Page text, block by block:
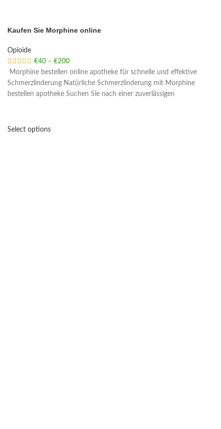
Kaufen Sie Morphine online
Opioide
€40 – €200
Morphine bestellen online apotheke für schnelle und effektive
Schmerzlinderung Natürliche Schmerzlinderung mit Morphine
bestellen apotheke Suchen Sie nach einer zuverlässigen
Select options